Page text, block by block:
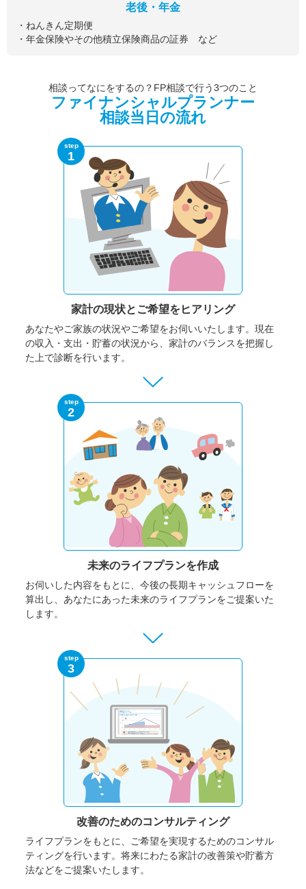
老後・年金
・ねんきん定期便
・年金保険やその他積立保険商品の証券 など
相談ってなにをするの？FP相談で行う3つのこと
ファイナンシャルプランナー
相談当日の流れ
step
1
家計の現状と ご希望をヒアリング
あなたやご家族の状況やご希望をお伺いいたします。 現在
の収入・支出・貯蓄の状況から、家計のバランスを把握し
た上で診断を行います。
step
2
未来のライフプランを作成
お伺いした内容をもとに、今後の長期キャッシュフローを
算出し、あなたにあった未来のライフプランをご提案いた
します。
step
3
改善のためのコンサルティング
ライフプランをもとに、ご希望を実現するためのコンサル
ティングを行います。将来にわたる家計の改善策や貯蓄方
法などをご提案いたします。